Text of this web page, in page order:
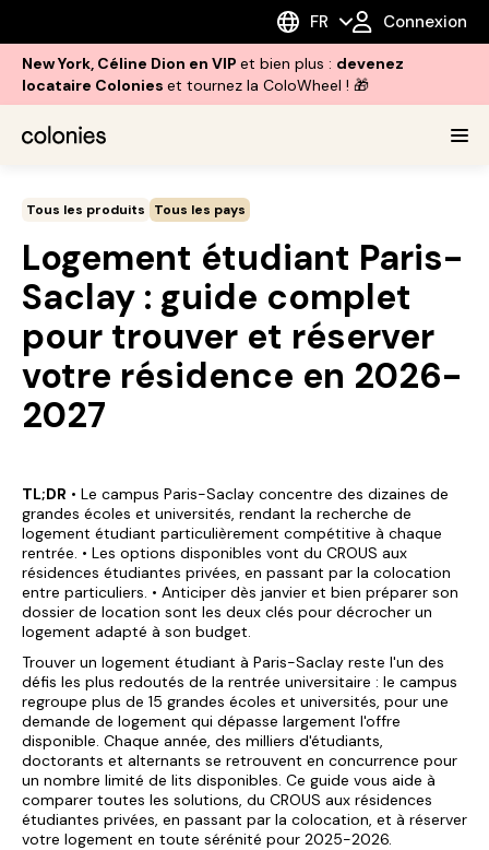
FR Connexion
New York, Céline Dion en VIP et bien plus : devenez
locataire Colonies et tournez la ColoWheel ! 🎁
Tous les produits Tous les pays
Logement étudiant Paris-
Saclay : guide complet
pour trouver et réserver
votre résidence en 2026-
2027
TL;DR • Le campus Paris-Saclay concentre des dizaines de
grandes écoles et universités, rendant la recherche de
logement étudiant particulièrement compétitive à chaque
rentrée. • Les options disponibles vont du CROUS aux
résidences étudiantes privées, en passant par la colocation
entre particuliers. • Anticiper dès janvier et bien préparer son
dossier de location sont les deux clés pour décrocher un
logement adapté à son budget.
Trouver un logement étudiant à Paris-Saclay reste l'un des
défis les plus redoutés de la rentrée universitaire : le campus
regroupe plus de 15 grandes écoles et universités, pour une
demande de logement qui dépasse largement l'offre
disponible. Chaque année, des milliers d'étudiants,
doctorants et alternants se retrouvent en concurrence pour
un nombre limité de lits disponibles. Ce guide vous aide à
comparer toutes les solutions, du CROUS aux résidences
étudiantes privées, en passant par la colocation, et à réserver
votre logement en toute sérénité pour 2025-2026.